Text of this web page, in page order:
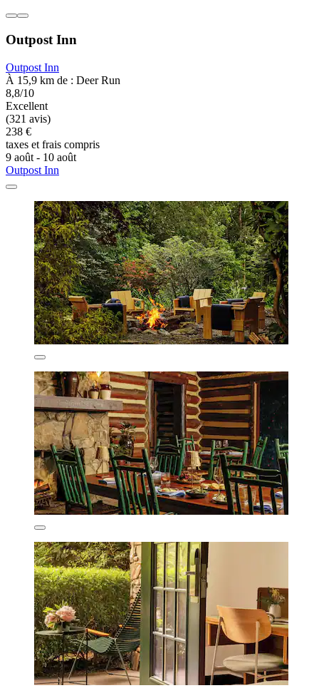
Outpost Inn
Outpost Inn
À 15,9 km de : Deer Run
8,8/10
Excellent
(321 avis)
238 €
taxes et frais compris
9 août - 10 août
Outpost Inn